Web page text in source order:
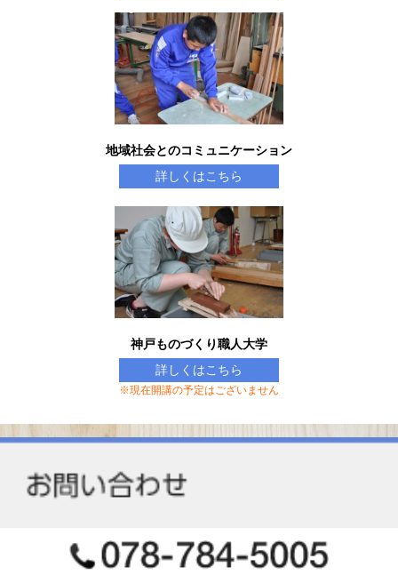
地域社会とのコミュニケーション
詳しくはこちら
神戸ものづくり職人大学
詳しくはこちら
※現在開講の予定はございません